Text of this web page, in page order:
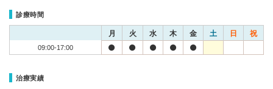
診療時間
月 火 水 木 金 土 日 祝
09:00-17:00
治療実績